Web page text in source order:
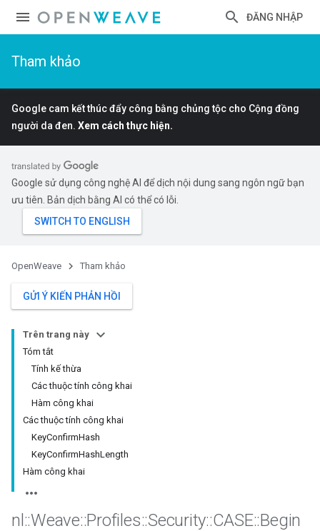
ĐĂNG NHẬP
Tham khảo
Google cam kết thúc đẩy công bằng chủng tộc cho Cộng đồng
người da đen. Xem cách thực hiện.
Google sử dụng công nghệ AI để dịch nội dung sang ngôn ngữ bạn
ưu tiên. Bản dịch bằng AI có thể có lỗi.
OpenWeave Tham khảo
GỬI Ý KIẾN PHẢN HỒI
Trên trang này
Tóm tắt
Tính kế thừa
Các thuộc tính công khai
Hàm công khai
Các thuộc tính công khai
KeyConfirmHash
KeyConfirmHashLength
Hàm công khai
nl ::Weave::Profiles::Security::CASE::Begin